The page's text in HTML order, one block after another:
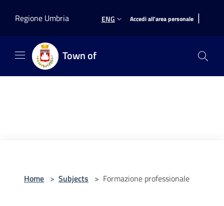
Regione Umbria
ENG Accedi all'area personale |
Town of
Home > Subjects > Formazione professionale